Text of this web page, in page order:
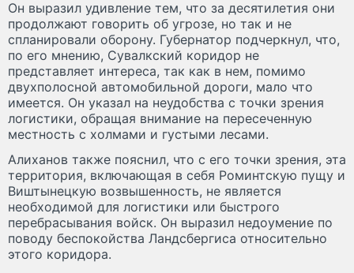
Он выразил удивление тем, что за десятилетия они
продолжают говорить об угрозе, но так и не
спланировали оборону. Губернатор подчеркнул, что,
по его мнению, Сувалкский коридор не
представляет интереса, так как в нем, помимо
двухполосной автомобильной дороги, мало что
имеется. Он указал на неудобства с точки зрения
логистики, обращая внимание на пересеченную
местность с холмами и густыми лесами.
Алиханов также пояснил, что с его точки зрения, эта
территория, включающая в себя Роминтскую пущу и
Виштынецкую возвышенность, не является
необходимой для логистики или быстрого
перебрасывания войск. Он выразил недоумение по
поводу беспокойства Ландсбергиса относительно
этого коридора.